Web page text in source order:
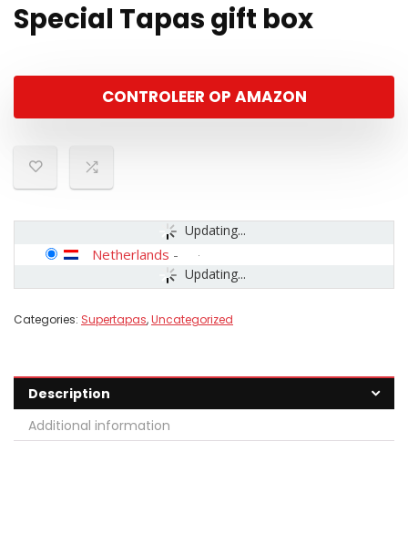
Special Tapas gift box
CONTROLEER OP AMAZON
Updating...
Updating...
Netherlands -
Categories: Supertapas,Uncategorized
Description
Additional information